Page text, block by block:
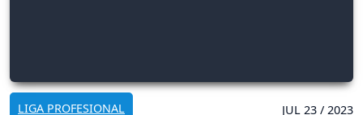
LIGA PROFESIONAL JUL 23 / 2023